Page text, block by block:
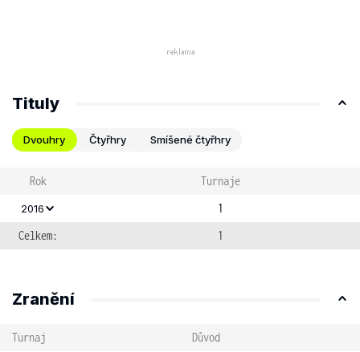
Tituly
Dvouhry Čtyřhry Smíšené čtyřhry
Rok Turnaje
2016
1
Celkem:
1
Zranění
Turnaj
Důvod